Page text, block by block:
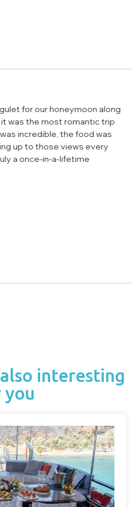
our honeymoon along
the most romantic trip
the food was
those views every
in-a-lifetime
I
interesting
you